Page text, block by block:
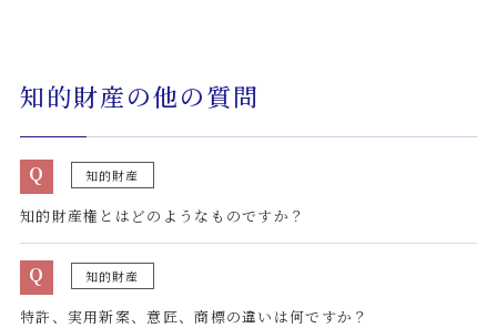
知的財産の他の質問
Q 知的財産
知的財産権とはどのようなものですか？
Q 知的財産
特許、実用新案、意匠、商標の違いは何ですか？